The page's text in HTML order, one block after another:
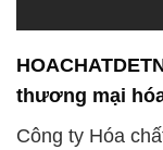
thương mại
Công ty Hóa